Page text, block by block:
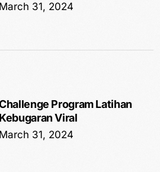
March 31, 2024
Program Latihan
Kebugaran Viral
March 31, 2024